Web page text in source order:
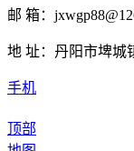
邮 箱：
地 址：丹阳市埤城
手机
顶部